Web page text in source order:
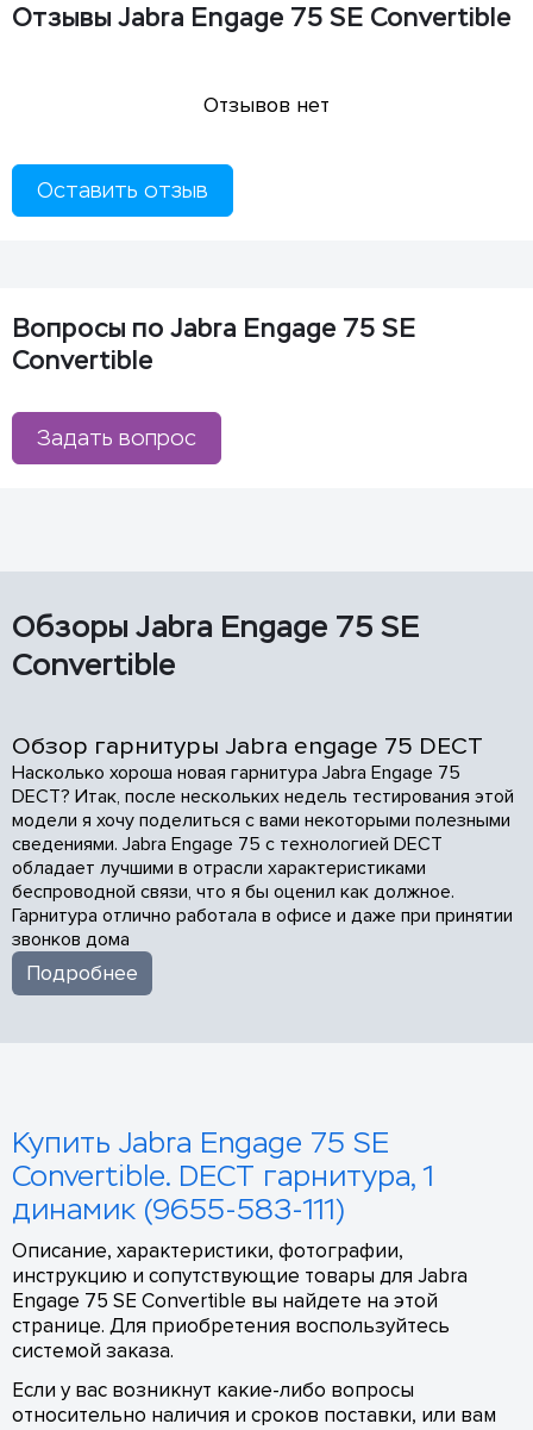
Отзывы Jabra Engage 75 SE Convertible
Отзывов нет
Оставить отзыв
Вопросы по Jabra Engage 75 SE
Convertible
Задать вопрос
Обзоры Jabra Engage 75 SE
Convertible
Обзор гарнитуры Jabra engage 75 DECT
Насколько хороша новая гарнитура Jabra Engage 75
DECT? Итак, после нескольких недель тестирования этой
модели я хочу поделиться с вами некоторыми полезными
сведениями. Jabra Engage 75 с технологией DECT
обладает лучшими в отрасли характеристиками
беспроводной связи, что я бы оценил как должное.
Гарнитура отлично работала в офисе и даже при принятии
звонков дома
Подробнее
Купить Jabra Engage 75 SE
Convertible. DECT гарнитура, 1
динамик (9655-583-111)
Описание, характеристики, фотографии,
инструкцию и сопутствующие товары для Jabra
Engage 75 SE Convertible вы найдете на этой
странице. Для приобретения воспользуйтесь
системой заказа.
Если у вас возникнут какие-либо вопросы
относительно наличия и сроков поставки, или вам